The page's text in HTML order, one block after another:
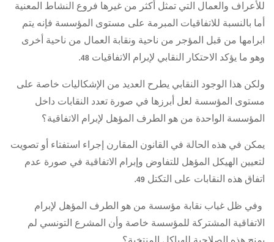
للأعراف والعمال التي تمثل أكثر من غيرها فروع النشاط المعنية
أما بالنسبة للاتفاقيات المبرمة على مستوى المؤسسة فإنه يتم
ابرامها من قبل المؤجر من ناحية ونقابة العمال من ناحية أخرى
وهو ما يؤكد الاحتكار النقابي لإبرام الاتفاقيات 48
.
ولكن هذا الوجود النقابي يطرح العديد من الإشكاليات خاصة على
مستوى المؤسسة لعل أبرزها في صورة تعدد النقابات داخل
المؤسسة الواحدة من هو الطرف المؤهل لإبرام الاتفاقية؟
يمكن في هذه الحالة في القانون المقارن إجراء استفتاء أو تصويت
لتعيين الهيكل المؤهل للتفاوض وإبرام الاتفاقية في صورة عدم
اتفاق هذه النقابات على التكتل 49
.
وفي ظل غياب نقابة مؤسسة من هو الطرف المؤهل لإبرام
الاتفاقية المشتركة للمؤسسة خاصة وأن المشرع التونسي لم